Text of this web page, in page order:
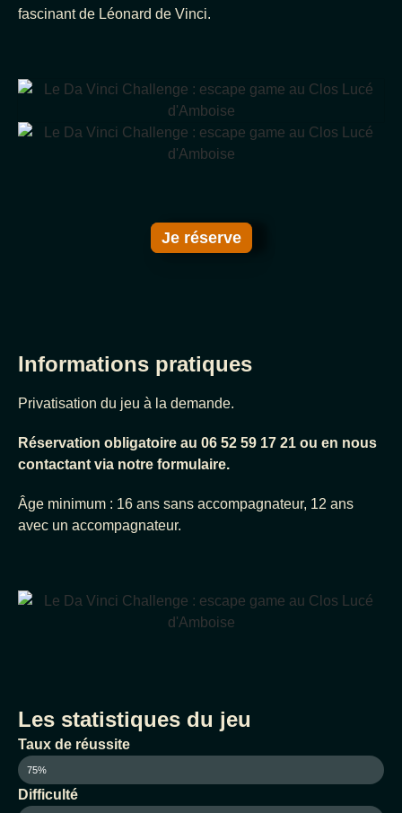
fascinant de Léonard de Vinci.
Je réserve
Informations pratiques​
Privatisation du jeu à la demande.
Réservation obligatoire au 06 52 59 17 21 ou en nous
contactant via notre formulaire.
Âge minimum : 16 ans sans accompagnateur, 12 ans
avec un accompagnateur.
Les statistiques du jeu
Taux de réussite
75%
Difficulté